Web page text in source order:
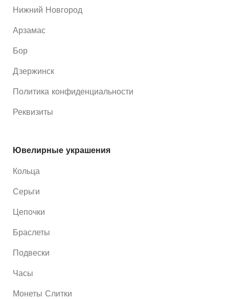
Нижний Новгород
Арзамас
Бор
Дзержинск
Политика конфиденциальности
Реквизиты
Ювелирные украшения
Кольца
Серьги
Цепочки
Браслеты
Подвески
Часы
Монеты Слитки